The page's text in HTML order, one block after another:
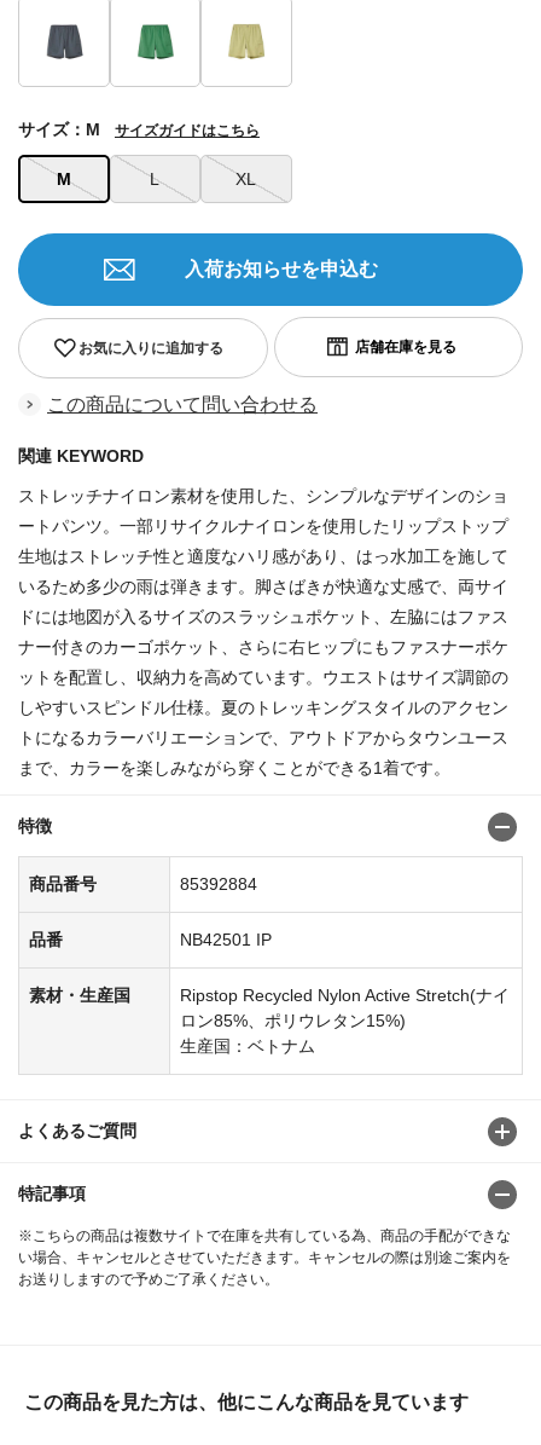
M L XL
サイズ：M サイズガイドはこちら
お気に入りに追加する
入荷お知らせを申込む
この商品について問い合わせる
関連 KEYWORD
ストレッチナイロン素材を使用した、シンプルなデザインのショ
ートパンツ。一部リサイクルナイロンを使用したリップストップ
生地はストレッチ性と適度なハリ感があり、はっ水加工を施して
いるため多少の雨は弾きます。脚さばきが快適な丈感で、両サイ
ドには地図が入るサイズのスラッシュポケット、左脇にはファス
ナー付きのカーゴポケット、さらに右ヒップにもファスナーポケ
ットを配置し、収納力を高めています。ウエストはサイズ調節の
しやすいスピンドル仕様。夏のトレッキングスタイルのアクセン
トになるカラーバリエーションで、アウトドアからタウンユース
まで、カラーを楽しみながら穿くことができる1着です。
特徴
商品番号 85392884
品番 NB42501 IP
素材・生産国
Ripstop Recycled Nylon Active Stretch(ナイ
ロン85%、ポリウレタン15%)
生産国：ベトナム
よくあるご質問
特記事項
※こちらの商品は複数サイトで在庫を共有している為、商品の手配ができな
い場合、キャンセルとさせていただきます。キャンセルの際は別途ご案内を
お送りしますので予めご了承ください。
この商品を見た方は、他にこんな商品を見ています